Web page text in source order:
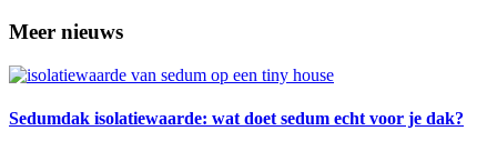
Meer nieuws
Sedumdak isolatiewaarde: wat doet sedum echt voor je dak?